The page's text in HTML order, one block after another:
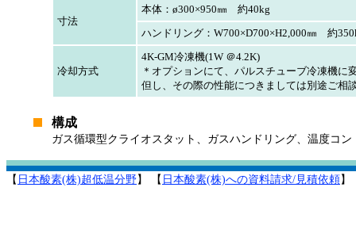
寸法
本体：ø300×950㎜ 約40kg
ハンドリング：W700×D700×H2,000㎜ 約
冷却方式
4K-GM冷凍機(1W ＠4.2K)
＊オプションにて、パルスチューブ冷凍機に
但し、その際の性能につきましては別途ご相
構成
ガス循環型クライオスタット、ガスハンドリング、温度コン
【 日本酸素(株)超低温分野】 【 日本酸素(株)への資料請求/見積依頼】